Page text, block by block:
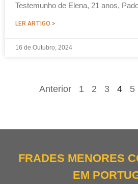
Testemunho de Elena, 21 anos,
LER ARTIGO >
16 de Outubro, 2024
Anterior 1 2 3 4 5
FRADES MENORES
EM